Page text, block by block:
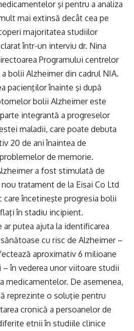
şi pentru a analiza
mai extinsă decât cea pe
majoritatea studiilor
într-un interviu dr. Nina
Programului centrelor
bolii Alzheimer din cadrul NIA.
pacienţilor înainte şi după
bolii Alzheimer este
integrantă a progreselor
maladii, care poate debuta
20 de ani înaintea de
de memorie.
a fost stimulată de
tratament de la Eisai Co Ltd
care încetineşte progresia bolii
în stadiu incipient.
ar putea ajuta la identificarea
cu risc de Alzheimer –
aproximativ 6 milioane
– în vederea unor viitoare studii
medicamentelor. De asemenea,
reprezinte o soluţie pentru
cronică a persoanelor de
etnii în studiile clinice